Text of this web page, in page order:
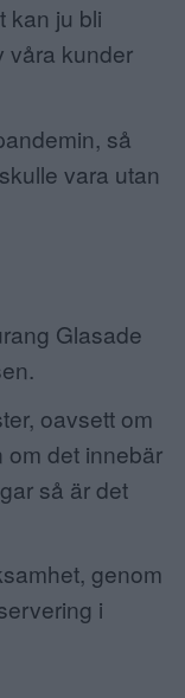
kan ju bli
våra kunder
så
vara utan
Glasade
oavsett om
om det innebär
så är det
genom
i